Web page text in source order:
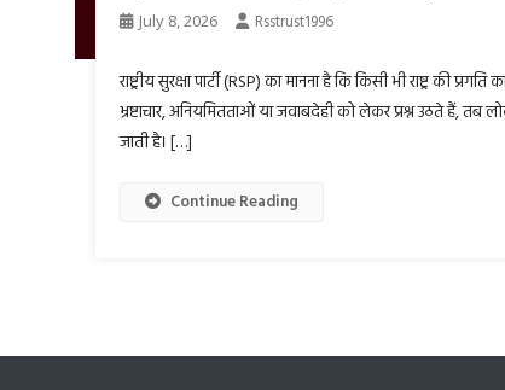
July 8, 2026 Rsstrust1996
राष्ट्रीय सुरक्षा पार्टी (RSP) का मानना है कि किसी भी राष्ट्र की
भ्रष्टाचार, अनियमितताओं या जवाबदेही को लेकर प्रश्न उठते हैं,
जाती है। […]
Continue Reading